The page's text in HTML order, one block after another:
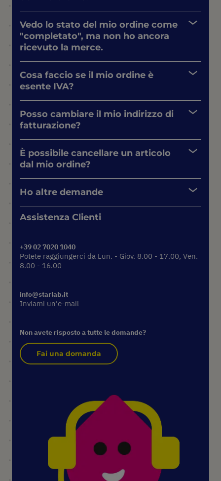
Vedo lo stato del mio ordine come
"completato", ma non ho ancora
ricevuto la merce.
Cosa faccio se il mio ordine è
esente IVA?
Posso cambiare il mio indirizzo di
fatturazione?
È possibile cancellare un articolo
dal mio ordine?
Ho altre demande
Assistenza Clienti
+39 02 7020 1040
Potete raggiungerci da Lun. - Giov. 8.00 - 17.00, Ven.
8.00 - 16.00
info@starlab.it
Inviami un'e-mail
Non avete risposto a tutte le domande?
Fai una domanda